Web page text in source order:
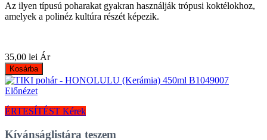
Az ilyen típusú poharakat gyakran használják trópusi koktélokhoz,
amelyek a polinéz kultúra részét képezik.
35,00 lei Ár
Kosárba
Előnézet
ÉRTESÍTÉST Kérek
Kívánságlistára teszem